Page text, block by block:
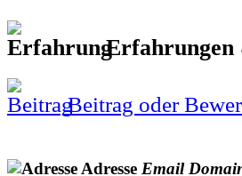
Erfahrungen
Beitrag oder
Adresse Email